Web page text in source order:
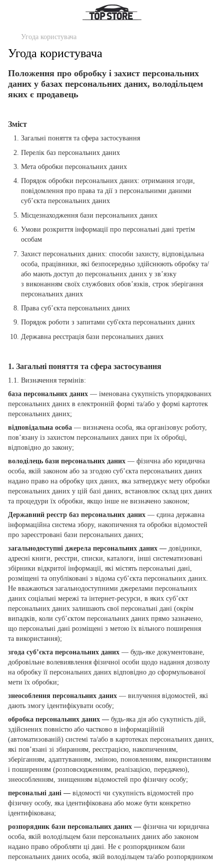
Угода користувача
Угода користувача
Положення про обробку і захист персональних
даних у базах персональних даних, володільцем
яких є продавець
Зміст
Загальні поняття та сфера застосування
Перелік баз персональних даних
Мета обробки персональних даних
Порядок обробки персональних даних: отримання згоди,
повідомлення про права та дії з персональними даними
суб’єкта персональних даних
Місцезнаходження бази персональних даних
Умови розкриття інформації про персональні дані третім
особам
Захист персональних даних: способи захисту, відповідальна
особа, працівники, які безпосередньо здійснюють обробку та/
або мають доступ до персональних даних у зв’язку
з виконанням своїх службових обов’язків, строк зберігання
персональних даних
Права суб’єкта персональних даних
Порядок роботи з запитами суб'єкта персональних даних
Державна реєстрація бази персональних даних
1. Загальні поняття та сфера застосування
1.1. Визначення термінів:
база персональних даних — іменована сукупність упорядкованих
персональних даних в електронній формі та/або у формі картотек
персональних даних;
відповідальна особа — визначена особа, яка організовує роботу,
пов’язану із захистом персональних даних при їх обробці,
відповідно до закону;
володілець бази персональних даних — фізична або юридична
особа, якій законом або за згодою суб’єкта персональних даних
надано право на обробку цих даних, яка затверджує мету обробки
персональних даних у цій базі даних, встановлює склад цих даних
та процедури їх обробки, якщо інше не визначено законом;
Державний реєстр баз персональних даних — єдина державна
інформаційна система збору, накопичення та обробки відомостей
про зареєстровані бази персональних даних;
загальнодоступні джерела персональних даних — довідники,
адресні книги, реєстри, списки, каталоги, інші систематизовані
збірники відкритої інформації, які містять персональні дані,
розміщені та опубліковані з відома суб’єкта персональних даних.
Не вважаються загальнодоступними джерелами персональних
даних соціальні мережі та інтернет-ресурси, в яких суб’єкт
персональних даних залишають свої персональні дані (окрім
випадків, коли суб’єктом персональних даних прямо зазначено,
що персональні дані розміщені з метою їх вільного поширення
та використання);
згода суб’єкта персональних даних — будь-яке документоване,
добровільне волевиявлення фізичної особи щодо надання дозволу
на обробку її персональних даних відповідно до сформульованої
мети їх обробки;
знеособлення персональних даних — вилучення відомостей, які
дають змогу ідентифікувати особу;
обробка персональних даних — будь-яка дія або сукупність дій,
здійснених повністю або частково в інформаційній
(автоматизованій) системі та/або в картотеках персональних даних,
які пов’язані зі збиранням, реєстрацією, накопиченням,
зберіганням, адаптуванням, зміною, поновленням, використанням
і поширенням (розповсюдженням, реалізацією, передачею),
знеособленням, знищенням відомостей про фізичну особу;
персональні дані — відомості чи сукупність відомостей про
фізичну особу, яка ідентифікована або може бути конкретно
ідентифікована;
розпорядник бази персональних даних — фізична чи юридична
особа, якій володільцем бази персональних даних або законом
надано право обробляти ці дані. Не є розпорядником бази
персональних даних особа, якій володільцем та/або розпорядником